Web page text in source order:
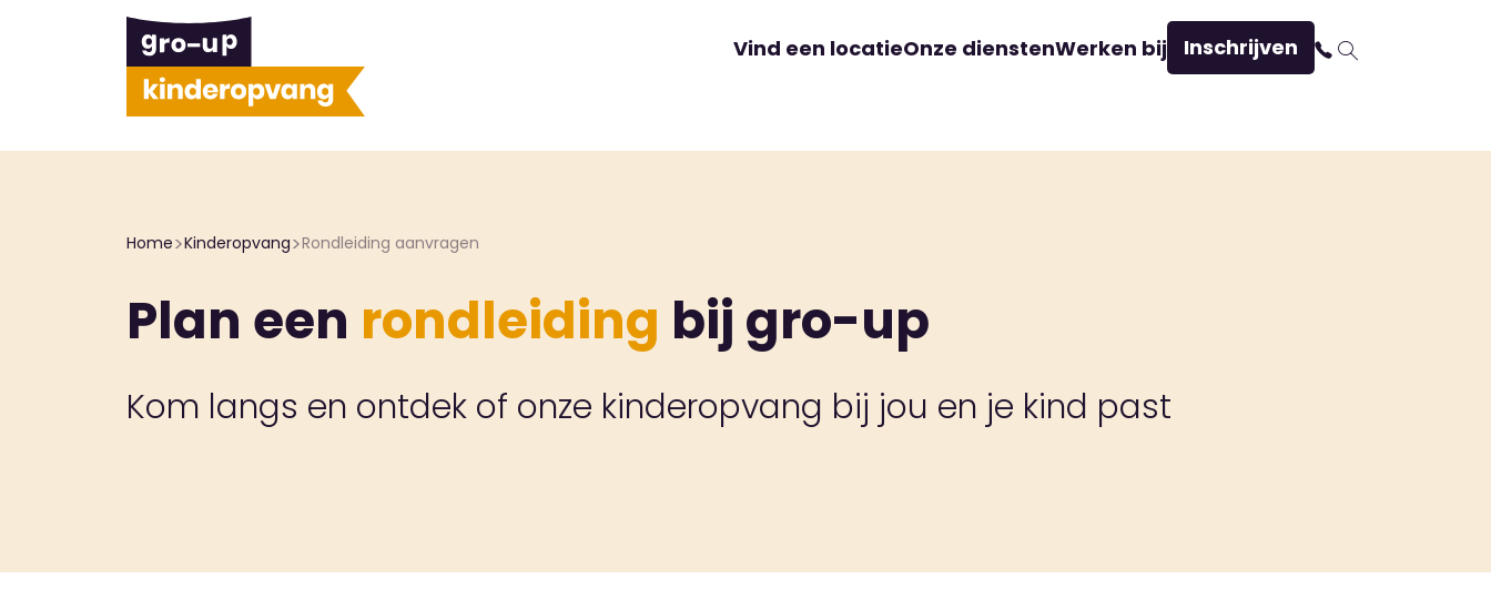
Vind een locatieOnze dienstenWerken bij Inschrijven
Home>Kinderopvang>Rondleiding aanvragen
Plan een rondleiding bij gro-up
Kom langs en ontdek of onze kinderopvang bij jou en je kind past